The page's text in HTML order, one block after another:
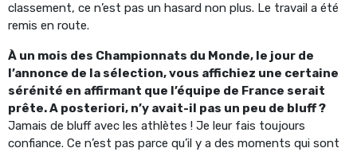
classement, ce n’est pas un hasard non plus. Le travail a été
remis en route.
À un mois des Championnats du Monde, le jour de
l’annonce de la sélection, vous affichiez une certaine
sérénité en affirmant que l’équipe de France serait
prête. A posteriori, n’y avait-il pas un peu de bluff ?
Jamais de bluff avec les athlètes ! Je leur fais toujours
confiance. Ce n’est pas parce qu’il y a des moments qui sont